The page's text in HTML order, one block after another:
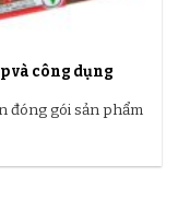
và công dụng
đóng gói sản phẩm